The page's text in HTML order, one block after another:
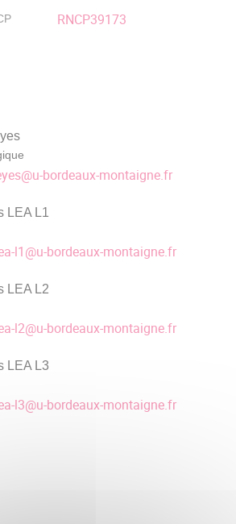
RNCP39173
@u-bordeaux-montaigne.fr
LEA L1
l1@u-bordeaux-montaigne.fr
LEA L2
l2@u-bordeaux-montaigne.fr
LEA L3
l3@u-bordeaux-montaigne.fr